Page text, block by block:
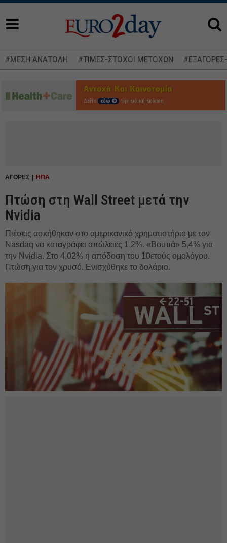
#ΜΕΣΗ ΑΝΑΤΟΛΗ #ΤΙΜΕΣ-ΣΤΟΧΟΙ ΜΕΤΟΧΩΝ
Δείτε εδώ την ειδική έκδοση
ΑΓΟΡΕΣ ΗΠΑ
Πτώση στη Wall Street μετά την
Nvidia
Πιέσεις ασκήθηκαν στο αμερικανικό χρηματιστήριο με τον
Nasdaq να καταγράφει απώλειες 1,2%. «Βουτιά» 5,4% για
την Nvidia. Στο 4,02% η απόδοση του 10ετούς ομολόγου.
Πτώση για τον χρυσό. Ενισχύθηκε το δολάριο.